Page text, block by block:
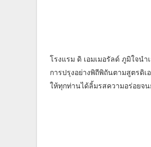
โรงแรม ดิ เอมเมอรัลด์ ภูมิใจน
การปรุงอย่างพิถีพิถันตามสูตรดิ
ให้ทุกท่านได้ลิ้มรสความอร่อยจ